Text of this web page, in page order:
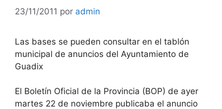
23/11/2011 por admin
Las bases se pueden consultar en el tablón
municipal de anuncios del Ayuntamiento de
Guadix
El Boletín Oficial de la Provincia (BOP) de ayer
martes 22 de noviembre publicaba el anuncio